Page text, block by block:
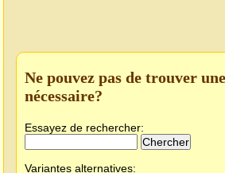
Ne pouvez pas de trouver
nécessaire?
Essayez de rechercher:
Variantes alternatives: